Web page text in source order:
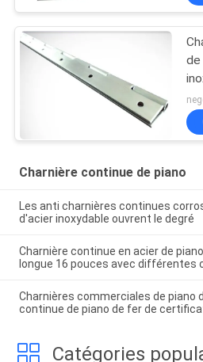
de
Charnière continue de piano
Les anti charnières continues
d'acier inoxydable ouvrent le degré
Charnière continue en acier de
longue 16 pouces avec différentes
Charnières commerciales de piano
continue de piano de fer de
Catégories